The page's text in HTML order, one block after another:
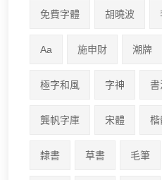
免費字體 胡曉波
Aa 施申財 潮牌
極字和風 字神 書
龔帆字庫 宋體 楷
隸書 草書 毛筆